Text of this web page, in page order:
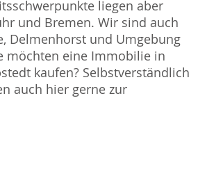
liegen aber
und Bremen. Wir sind auch
Delmenhorst und Umgebung
möchten eine Immobilie in
kaufen? Selbstverständlich
auch hier gerne zur